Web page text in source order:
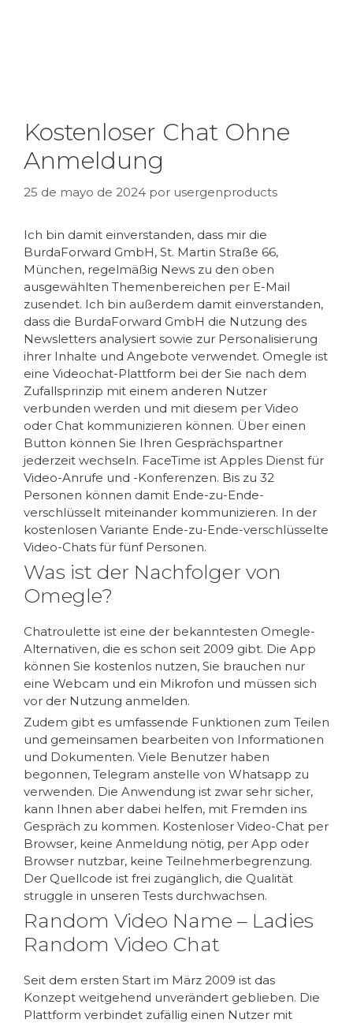
Kostenloser Chat Ohne
Anmeldung
25 de mayo de 2024 por usergenproducts
Ich bin damit einverstanden, dass mir die
BurdaForward GmbH, St. Martin Straße 66,
München, regelmäßig News zu den oben
ausgewählten Themenbereichen per E-Mail
zusendet. Ich bin außerdem damit einverstanden,
dass die BurdaForward GmbH die Nutzung des
Newsletters analysiert sowie zur Personalisierung
ihrer Inhalte und Angebote verwendet. Omegle ist
eine Videochat-Plattform bei der Sie nach dem
Zufallsprinzip mit einem anderen Nutzer
verbunden werden und mit diesem per Video
oder Chat kommunizieren können. Über einen
Button können Sie Ihren Gesprächspartner
jederzeit wechseln. FaceTime ist Apples Dienst für
Video-Anrufe und -Konferenzen. Bis zu 32
Personen können damit Ende-zu-Ende-
verschlüsselt miteinander kommunizieren. In der
kostenlosen Variante Ende-zu-Ende-verschlüsselte
Video-Chats für fünf Personen.
Was ist der Nachfolger von
Omegle?
Chatroulette ist eine der bekanntesten Omegle-
Alternativen, die es schon seit 2009 gibt. Die App
können Sie kostenlos nutzen, Sie brauchen nur
eine Webcam und ein Mikrofon und müssen sich
vor der Nutzung anmelden.
Zudem gibt es umfassende Funktionen zum Teilen
und gemeinsamen bearbeiten von Informationen
und Dokumenten. Viele Benutzer haben
begonnen, Telegram anstelle von Whatsapp zu
verwenden. Die Anwendung ist zwar sehr sicher,
kann Ihnen aber dabei helfen, mit Fremden ins
Gespräch zu kommen. Kostenloser Video-Chat per
Browser, keine Anmeldung nötig, per App oder
Browser nutzbar, keine Teilnehmerbegrenzung.
Der Quellcode ist frei zugänglich, die Qualität
struggle in unseren Tests durchwachsen.
Random Video Name – Ladies
Random Video Chat
Seit dem ersten Start im März 2009 ist das
Konzept weitgehend unverändert geblieben. Die
Plattform verbindet zufällig einen Nutzer mit